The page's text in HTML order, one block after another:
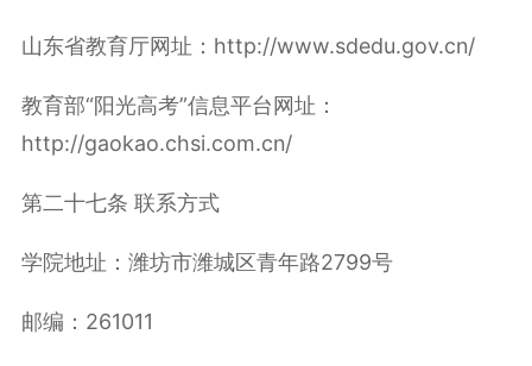
山东省教育厅网址：http://www.sdedu.gov.cn/
教育部“阳光高考”信息平台网址：
http://gaokao.chsi.com.cn/
第二十七条 联系方式
学院地址：潍坊市潍城区青年路2799号
邮编：261011